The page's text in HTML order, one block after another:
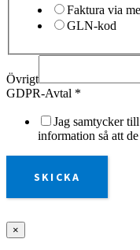
Faktura via
GLN-kod
Övrigt
GDPR-Avtal *
Jag samtycker
information så att
SKICKA
×